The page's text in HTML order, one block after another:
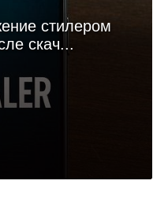
стилером
скач...